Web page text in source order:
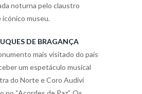
noturna pelo claustro
museu.
DE BRAGANÇA
mais visitado do país
um espetáculo musical
do Norte e Coro Audivi